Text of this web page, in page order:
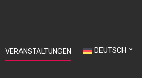
VERANSTALTUNGEN DEUTSCH